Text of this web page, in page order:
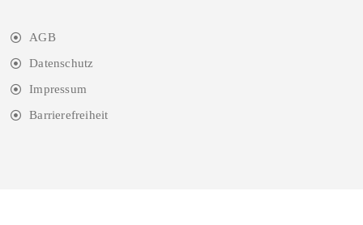
AGB
Datenschutz
Impressum
Barrierefreiheit